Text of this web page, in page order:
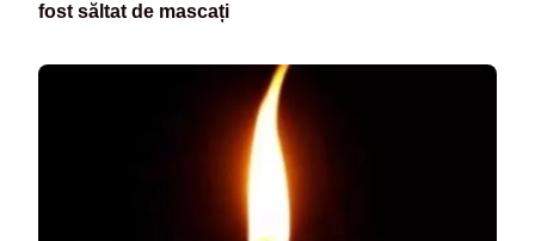
fost săltat de mascați